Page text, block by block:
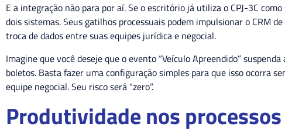
E a integração não para por aí. Se o escritório já utiliza o CPJ-3C
dois sistemas. Seus gatilhos processuais podem impulsionar o CRM
troca de dados entre suas equipes jurídica e negocial.
Imagine que você deseje que o evento “Veículo Apreendido”
boletos. Basta fazer uma configuração simples para que isso ocorra
equipe negocial. Seu risco será “zero”.
Produtividade nos